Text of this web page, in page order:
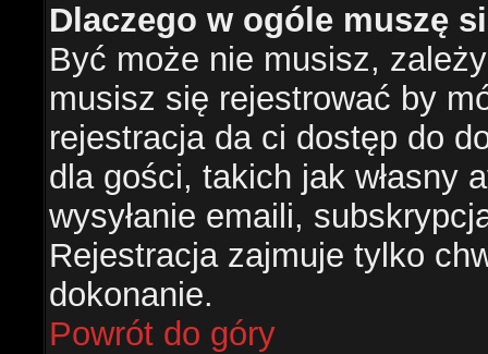
Dlaczego w ogóle muszę
Być może nie musisz,
musisz się rejestrować by
rejestracja da ci dostęp do
dla gości, takich jak własny
wysyłanie emaili,
Rejestracja zajmuje tylko
dokonanie.
Powrót do góry